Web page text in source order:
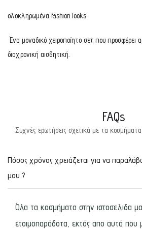
ολοκληρωμένα fashion looks
Ένα μοναδικό χειροποίητο σετ που προσφέρει
διαχρονική αισθητική.
FAQs
Συχνές ερωτήσεις σχετικά με τα
Πόσος χρόνος χρειάζεται για να
μου ?
Όλα τα κοσμήματα στην ιστοσελιδα
ετοιμοπαράδοτα, εκτός απο αυτά που